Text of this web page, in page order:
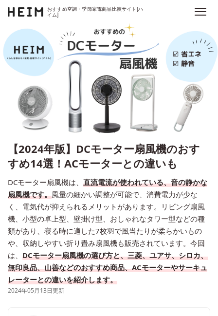
おすすめ空調・季節家電商品比較サイト[ハ
イム]
【2024年版】DCモーター扇風機のおす
すめ14選！ACモーターとの違いも
DCモーター扇風機は、 直流電流が使われている、音の静かな
扇風機です。風量の細かい調整が可能で、消費電力が少な
く、電気代が抑えられるメリットがあります。リビング扇風
機、小型の卓上型、壁掛け型、おしゃれなタワー型などの種
類があり、寝る時に適した7枚羽で風当たりが柔らかいもの
や、収納しやすい折り畳み扇風機も販売されています。今回
は、 DCモーター扇風機の選び方と、三菱、ユアサ、シロカ、
無印良品、山善などのおすすめ商品、ACモーターやサーキュ
レーターとの違いを紹介します。
2024年05月13日更新